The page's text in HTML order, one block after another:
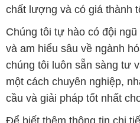
chất lượng và có giá thành
Chúng tôi tự hào có đội
và am hiểu sâu về ngành
chúng tôi luôn sẵn sàng tư
một cách chuyên nghiệp,
cầu và giải pháp tốt nhất